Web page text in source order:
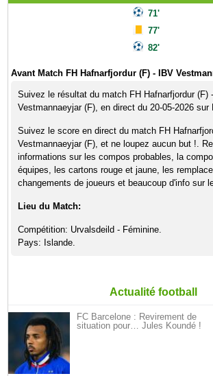
71'
77'
82'
Avant Match FH Hafnarfjordur (F) - IBV
Suivez le résultat du match FH Hafnarfjordur (F)
Vestmannaeyjar (F), en direct du 20-05-2026 sur
Suivez le score en direct du match FH
Vestmannaeyjar (F), et ne loupez aucun but !.
informations sur les compos probables, la
équipes, les cartons rouge et jaune, les
changements de joueurs et beaucoup d'info sur
Lieu du Match:
Compétition: Urvalsdeild - Féminine.
Pays: Islande.
Actualité football
FC Barcelone : Revirement de
situation pour… Jules Koundé !